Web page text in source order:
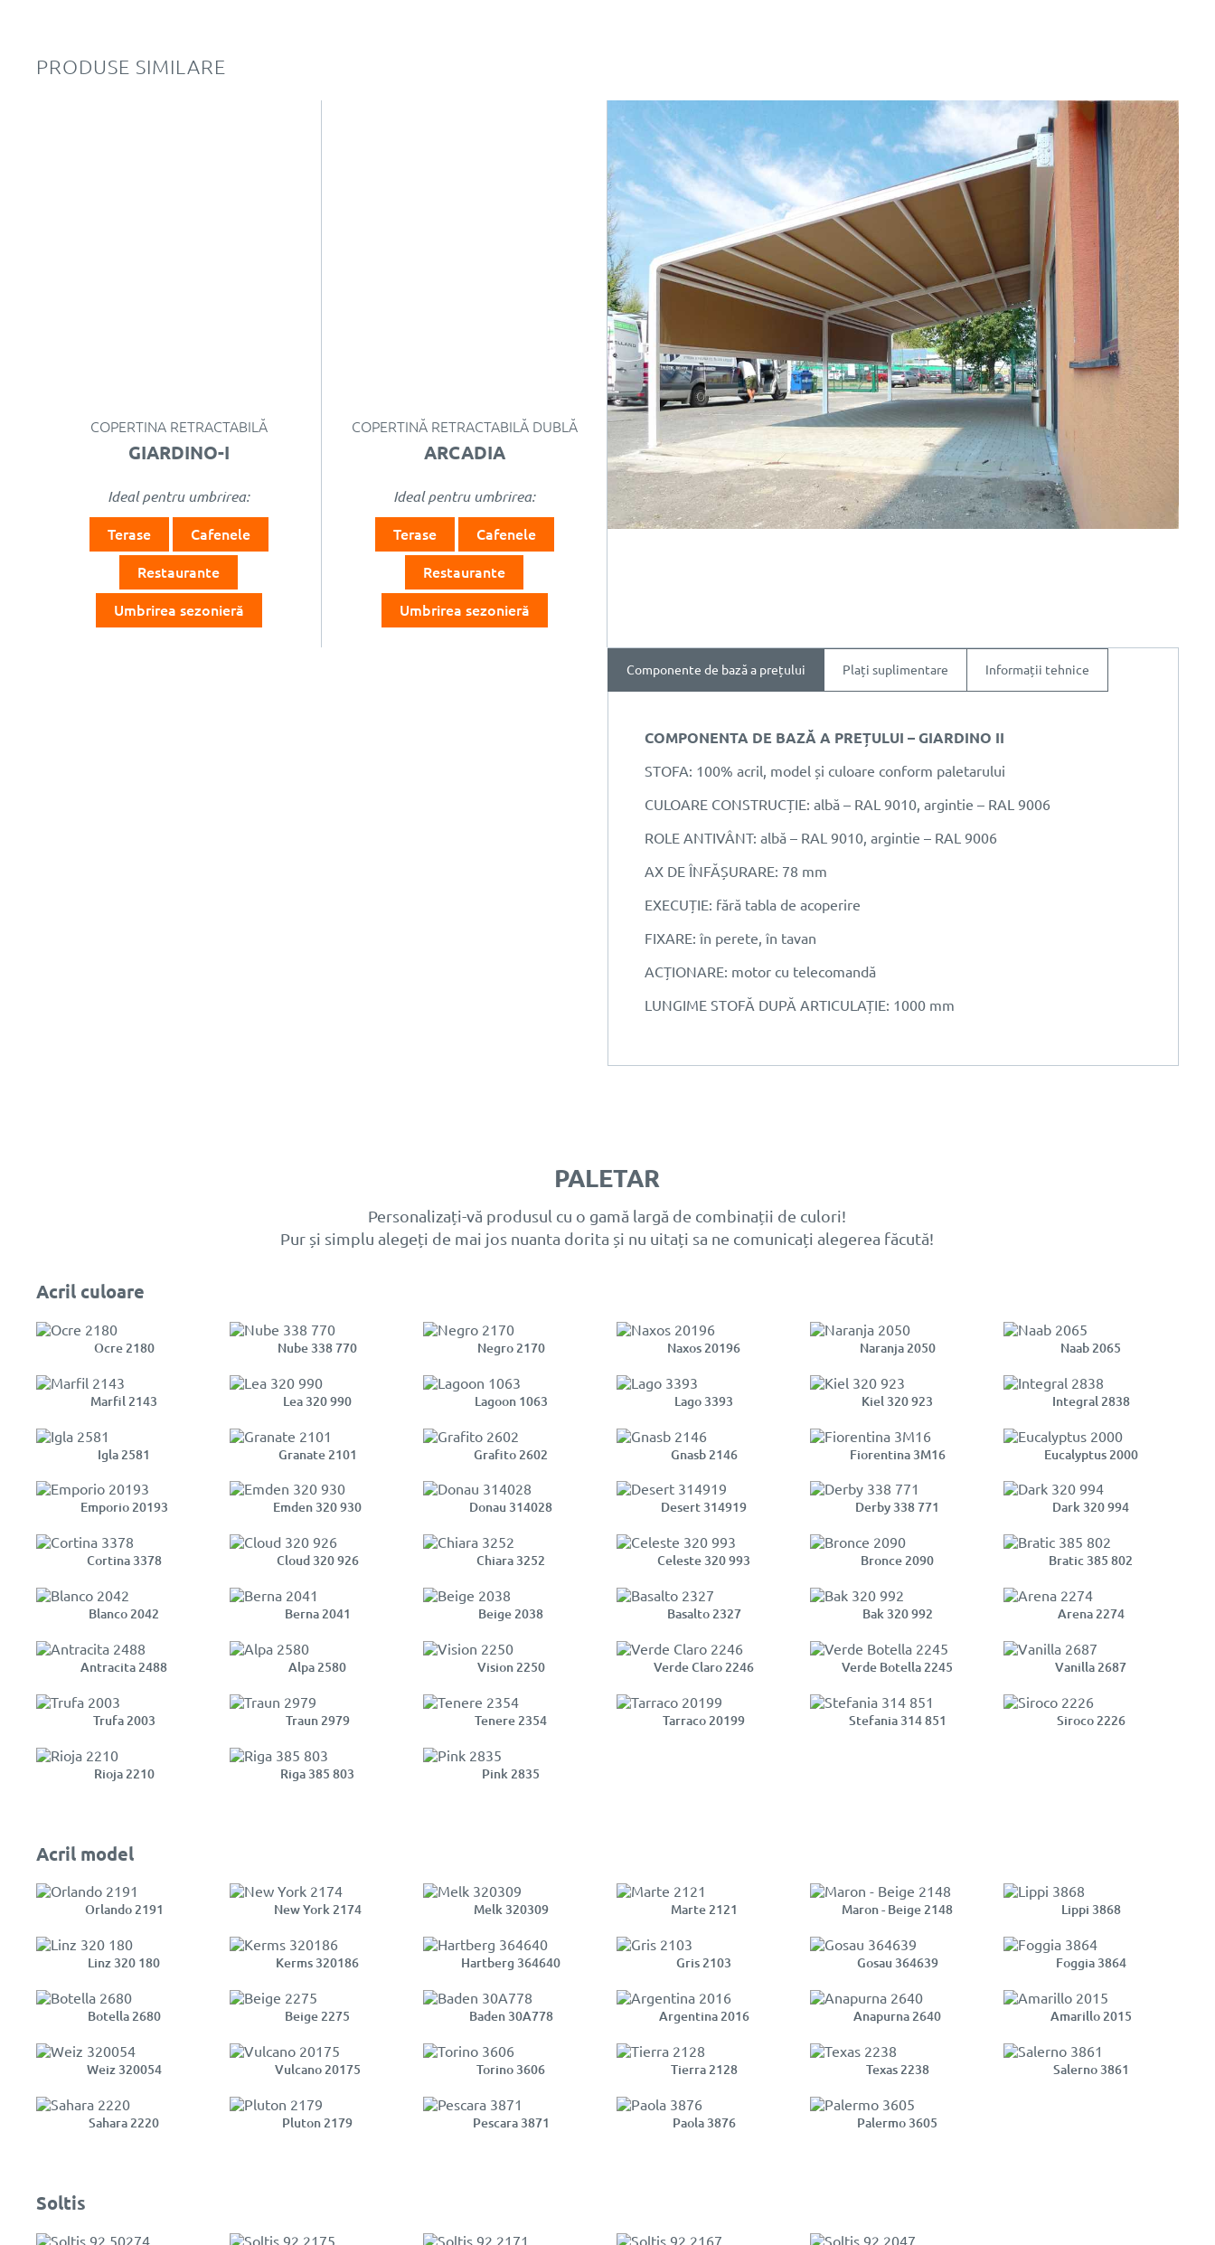
PRODUSE SIMILARE
COPERTINA RETRACTABILĂ
GIARDINO-I
Ideal pentru umbrirea:
Terase Cafenele
Restaurante
Umbrirea sezonieră
COPERTINĂ RETRACTABILĂ DUBLĂ
ARCADIA
Ideal pentru umbrirea:
Terase Cafenele
Restaurante
Umbrirea sezonieră
Componente de bază a prețului Plați suplimentare Informații tehnice
COMPONENTA DE BAZĂ A PREȚULUI – GIARDINO II
STOFA: 100% acril, model și culoare conform paletarului
CULOARE CONSTRUCȚIE: albă – RAL 9010, argintie – RAL 9006
ROLE ANTIVÂNT: albă – RAL 9010, argintie – RAL 9006
AX DE ÎNFĂȘURARE: 78 mm
EXECUȚIE: fără tabla de acoperire
FIXARE: în perete, în tavan
ACȚIONARE: motor cu telecomandă
LUNGIME STOFĂ DUPĂ ARTICULAȚIE: 1000 mm
PALETAR
Personalizați-vă produsul cu o gamă largă de combinații de culori!
Pur și simplu alegeți de mai jos nuanta dorita și nu uitați sa ne comunicați alegerea făcută!
Acril culoare
Ocre 2180 Nube 338 770 Negro 2170 Naxos 20196 Naranja 2050 Naab 2065
Marfil 2143 Lea 320 990 Lagoon 1063 Lago 3393 Kiel 320 923 Integral 2838
Igla 2581 Granate 2101 Grafito 2602 Gnasb 2146 Fiorentina 3M16 Eucalyptus 2000
Emporio 20193 Emden 320 930 Donau 314028 Desert 314919 Derby 338 771 Dark 320 994
Cortina 3378 Cloud 320 926 Chiara 3252 Celeste 320 993 Bronce 2090 Bratic 385 802
Blanco 2042 Berna 2041 Beige 2038 Basalto 2327 Bak 320 992 Arena 2274
Antracita 2488 Alpa 2580 Vision 2250 Verde Claro 2246 Verde Botella 2245 Vanilla 2687
Trufa 2003 Traun 2979 Tenere 2354 Tarraco 20199 Stefania 314 851 Siroco 2226
Rioja 2210 Riga 385 803 Pink 2835
Acril model
Orlando 2191 New York 2174 Melk 320309 Marte 2121 Maron - Beige 2148 Lippi 3868
Linz 320 180 Kerms 320186 Hartberg 364640 Gris 2103 Gosau 364639 Foggia 3864
Botella 2680 Beige 2275 Baden 30A778 Argentina 2016 Anapurna 2640 Amarillo 2015
Weiz 320054 Vulcano 20175 Torino 3606 Tierra 2128 Texas 2238 Salerno 3861
Sahara 2220 Pluton 2179 Pescara 3871 Paola 3876 Palermo 3605
Soltis